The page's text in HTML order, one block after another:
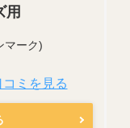
用
マーク)
ミを見る